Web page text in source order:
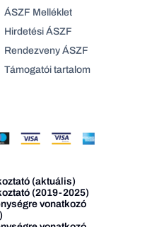
ÁSZF Melléklet
Hirdetési ÁSZF
Rendezveny ÁSZF
Támogatói tartalom
(aktuális)
(2019-2025)
vonatkozó